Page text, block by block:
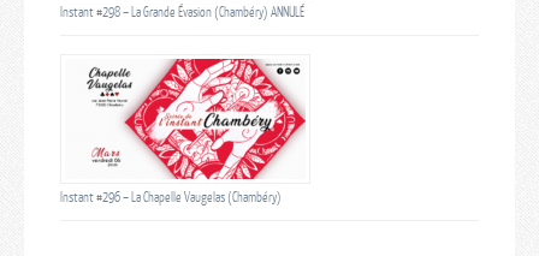
Instant #298 – La Grande Évasion (Chambéry) ANNULÉ
Instant #296 – La Chapelle Vaugelas (Chambéry)